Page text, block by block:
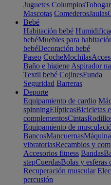
Juguetes Columpios
Mascotas ComederosJaulas
Bebé
Habitación bebé
bebéMuebles para
bebéDecoración bebé
Paseo CocheMochilas
Baño e higiene Aspirador
Textil bebé CojinesFunda
Seguridad Barreras
Deporte
Equipamiento de cardio
spinningElípticasBicicletas
complementosCintas
Equipamiento de
BancosMancuernas
vibratoriasRecambios y
Accesorios fitness Bandas
stepCuerdasBolas y esferas
Recuperación muscular
percusión